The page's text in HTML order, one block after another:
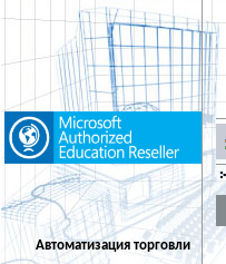
Автоматизация торговли